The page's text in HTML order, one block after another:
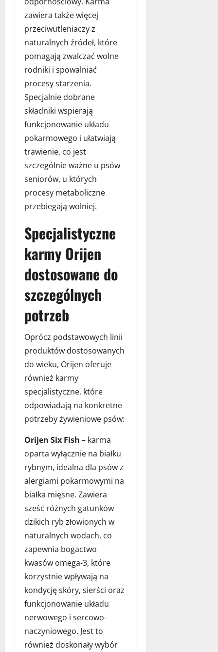
zawiera także więcej
przeciwutleniaczy z
naturalnych źródeł, które
pomagają zwalczać wolne
rodniki i spowalniać
procesy starzenia.
Specjalnie dobrane
składniki wspierają
funkcjonowanie układu
pokarmowego i ułatwiają
trawienie, co jest
szczególnie ważne u psów
seniorów, u których
procesy metaboliczne
przebiegają wolniej.
Specjalistyczne
karmy Orijen
dostosowane do
szczególnych
potrzeb
Oprócz podstawowych linii
produktów dostosowanych
do wieku, Orijen oferuje
również karmy
specjalistyczne, które
odpowiadają na konkretne
potrzeby żywieniowe psów:
Orijen Six Fish – karma
oparta wyłącznie na białku
rybnym, idealna dla psów z
alergiami pokarmowymi na
białka mięsne. Zawiera
sześć różnych gatunków
dzikich ryb złowionych w
naturalnych wodach, co
zapewnia bogactwo
kwasów omega-3, które
korzystnie wpływają na
kondycję skóry, sierści oraz
funkcjonowanie układu
nerwowego i sercowo-
naczyniowego. Jest to
również doskonały wybór